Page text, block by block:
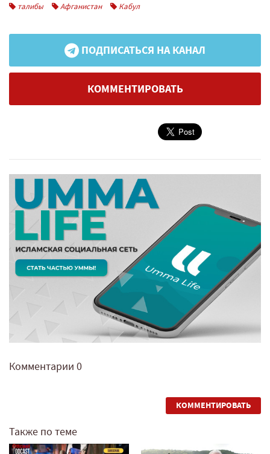
талибы Афганистан Кабул
ПОДПИСАТЬСЯ НА КАНАЛ
КОММЕНТИРОВАТЬ
Комментарии 0
КОММЕНТИРОВАТЬ
Также по теме